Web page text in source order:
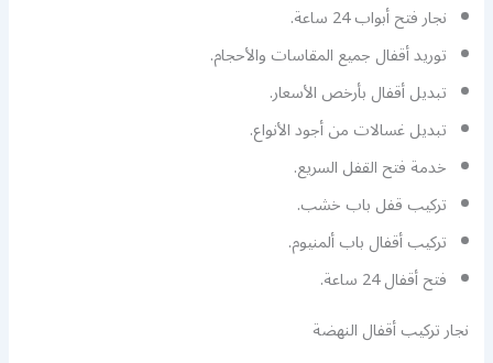
نجار فتح أبواب 24 ساعة.
توريد أقفال جميع المقاسات والأحجام.
تبديل أقفال بأرخص الأسعار.
تبديل غسالات من أجود الأنواع.
خدمة فتح القفل السريع.
تركيب قفل باب خشب.
تركيب أقفال باب ألمنيوم.
فتح أقفال 24 ساعة.
نجار تركيب أقفال النهضة